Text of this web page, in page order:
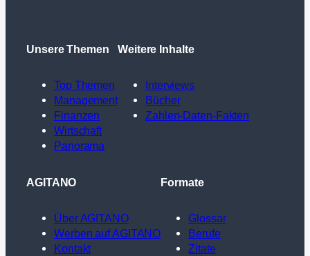
Unsere Themen
Top Themen
Management
Finanzen
Wirtschaft
Panorama
Weitere Inhalte
Interviews
Bücher
Zahlen-Daten-Fakten
AGITANO
Über AGITANO
Werben auf AGITANO
Kontakt
Formate
Glossar
Berufe
Zitate